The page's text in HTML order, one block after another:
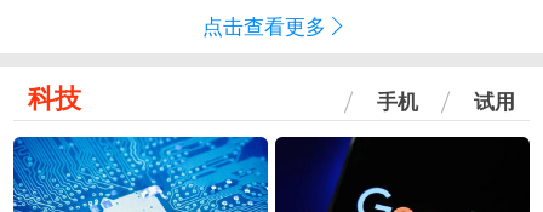
点击查看更多
科技 手机 试用